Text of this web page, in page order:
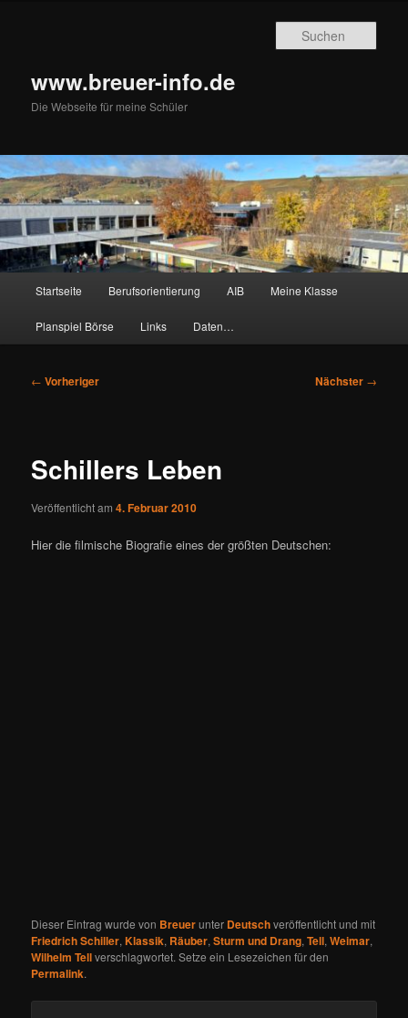
www.breuer-info.de
Die Webseite für meine Schüler
Startseite Berufsorientierung AIB Meine Klasse
Planspiel Börse Links Daten…
Beitragsnavigation
← Vorheriger Nächster →
Schillers Leben
Veröffentlicht am4. Februar 2010
Hier die filmische Biografie eines der größten Deutschen:
Dieser Eintrag wurde von Breuerunter Deutschveröffentlicht und mit
Friedrich Schiller,Klassik, Räuber,Sturm und Drang,Tell,Weimar,
Wilhelm Tellverschlagwortet. Setze ein Lesezeichen für den
Permalink.